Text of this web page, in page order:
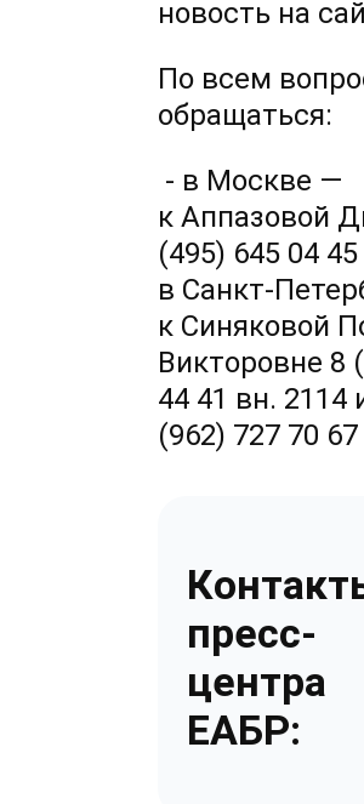
новость на
По всем
обращаться:
- в Москве —
к Аппазовой
(495) 645 04
в Санкт-
к Синяковой
Викторовне 8
44 41 вн. 2114
(962) 727 70 67
пресс-
центра
ЕАБР: